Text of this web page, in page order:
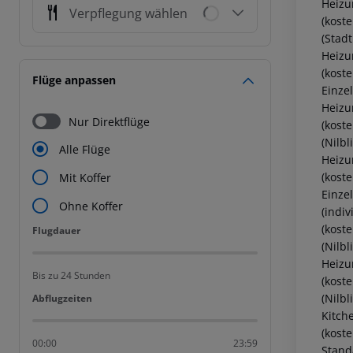
Verpflegung wählen
Flüge anpassen
Nur Direktflüge
Alle Flüge
Mit Koffer
Ohne Koffer
Flugdauer
Flugdauer
Bis zu 24 Stunden
Abflugzeiten
Abflugzeiten
00:00 23:59